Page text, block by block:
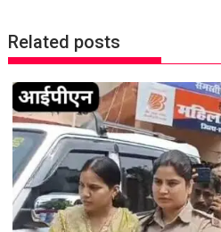
a
v
i
g
a
t
i
o
n
Related posts